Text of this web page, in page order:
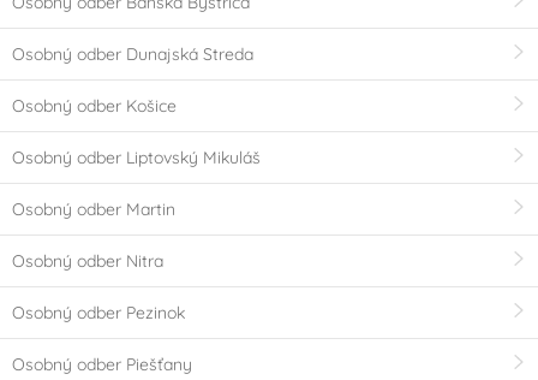
Osobný odber Dunajská Streda
Osobný odber Košice
Osobný odber Liptovský Mikuláš
Osobný odber Martin
Osobný odber Nitra
Osobný odber Pezinok
Osobný odber Piešťany